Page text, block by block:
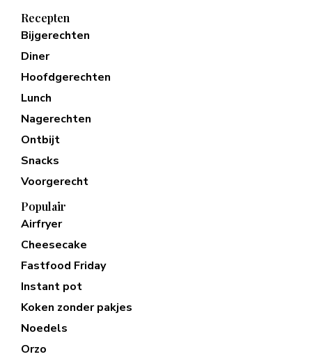
Recepten
Bijgerechten
Diner
Hoofdgerechten
Lunch
Nagerechten
Ontbijt
Snacks
Voorgerecht
Populair
Airfryer
Cheesecake
Fastfood Friday
Instant pot
Koken zonder pakjes
Noedels
Orzo